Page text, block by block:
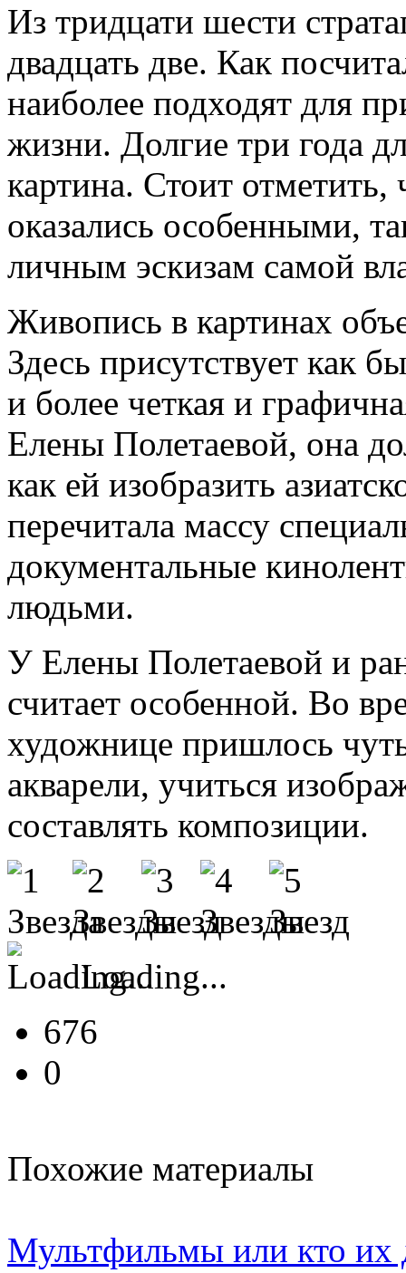
Из тридцати шести
двадцать две. Как
наиболее подходят для
жизни. Долгие три года
картина. Стоит
оказались особенными,
личным эскизам самой
Живопись в картинах
Здесь присутствует как
и более четкая и
Елены Полетаевой, она
как ей изобразить
перечитала массу
документальные
людьми.
У Елены Полетаевой и
считает особенной. Во
художнице пришлось
акварели, учиться
составлять композиции.
Loading...
676
0
Похожие материалы
Мультфильмы или кто их